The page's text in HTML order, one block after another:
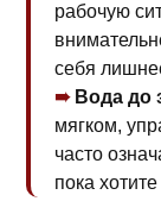
рабочую
себя
Вода до
мягком,
часто
пока